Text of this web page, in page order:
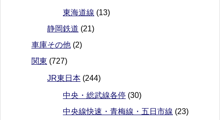
東海道線 (13)
静岡鉄道 (21)
車庫その他 (2)
関東 (727)
JR東日本 (244)
中央・総武線各停 (30)
中央線快速・青梅線・五日市線 (23)